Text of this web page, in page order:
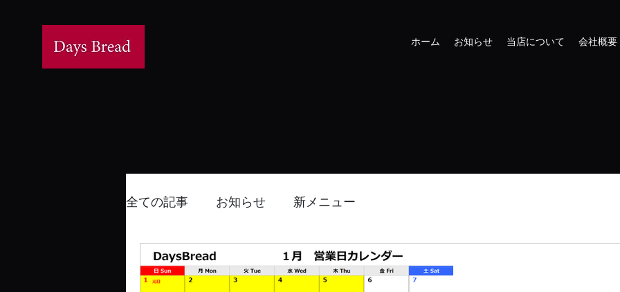
ホーム お知らせ 当店について 会社概要
全ての記事 お知らせ 新メニュー